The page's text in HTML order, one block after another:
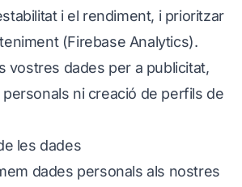
i el rendiment, i prioritzar
(Firebase Analytics).
vostres dades per a publicitat,
ni creació de perfils de
les dades
dades personals als nostres